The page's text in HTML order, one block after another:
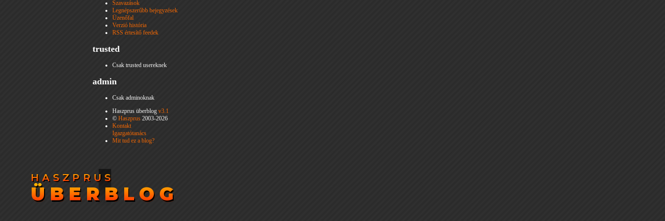
Szavazások
Legnépszerűbb bejegyzések
Üzenőfal
Verzió história
RSS értesítő feedek
trusted
Csak trusted usereknek
admin
Csak adminoknak
Haszprus überblog v3.1
© Haszprus 2003-2026
Kontakt
Igazgatótanács
Mit tud ez a blog?
HASZPRUS
ÜBERBLOG
HASZPRUS
ÜBERBLOG